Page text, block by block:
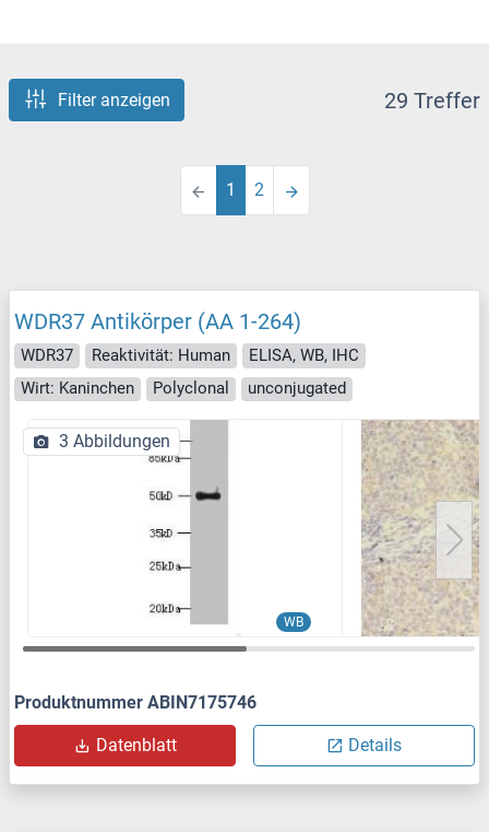
Filter anzeigen 29 Treffer
1 2
WDR37 Antikörper (AA 1-264)
WDR37 Reaktivität: Human
ELISA, WB, IHC
Wirt: Kaninchen
Polyclonal unconjugated
WB
3 Abbildungen
Produktnummer ABIN7175746
Datenblatt Details